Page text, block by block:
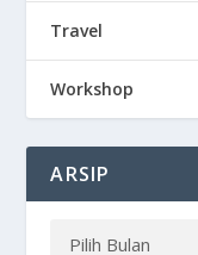
Travel
Workshop
ARSIP